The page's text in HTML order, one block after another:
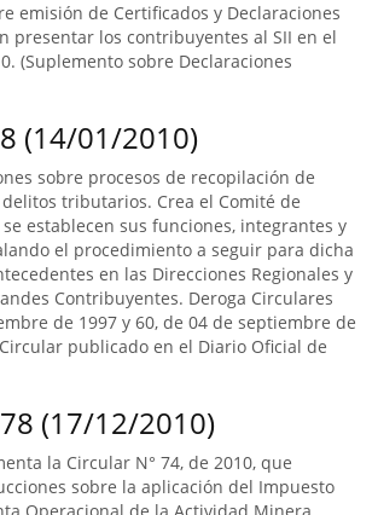
emisión de Certificados y Declaraciones
presentar los contribuyentes al SII en el
(Suplemento sobre Declaraciones
(14/01/2010)
sobre procesos de recopilación de
tributarios. Crea el Comité de
se establecen sus funciones, integrantes y
el procedimiento a seguir para dicha
en las Direcciones Regionales y
Contribuyentes. Deroga Circulares
de 1997 y 60, de 04 de septiembre de
publicado en el Diario Oficial de
(17/12/2010)
la Circular N° 74, de 2010, que
sobre la aplicación del Impuesto